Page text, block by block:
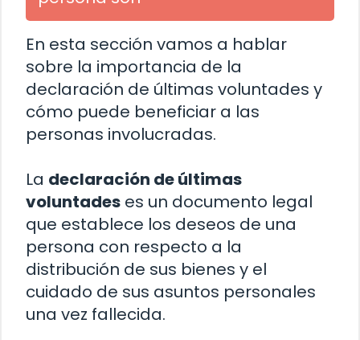
En esta sección vamos a hablar
sobre la importancia de la
declaración de últimas voluntades y
cómo puede beneficiar a las
personas involucradas.
La declaración de últimas
voluntades es un documento legal
que establece los deseos de una
persona con respecto a la
distribución de sus bienes y el
cuidado de sus asuntos personales
una vez fallecida.